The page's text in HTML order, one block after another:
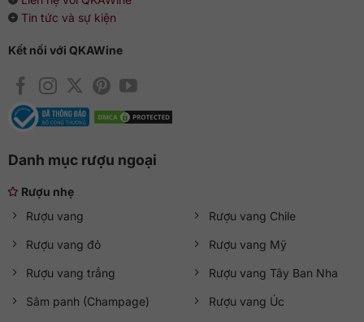
Tin tức và sự kiện
Kết nối với QKAWine
Danh mục rượu ngoại
Rượu nhẹ
Rượu vang
Rượu vang đỏ
Rượu vang trắng
Sâm panh (Champage)
Rượu vang Chile
Rượu vang Mỹ
Rượu vang Tây Ban Nha
Rượu vang Úc